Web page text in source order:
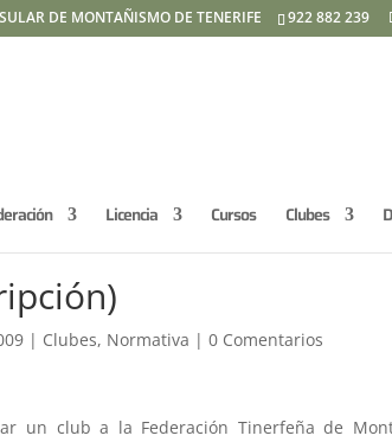
DE MONTAÑISMO DE TENERIFE 922 882 239
Licencia Cursos Clubes
| Clubes, Normativa |0 Comentarios
un club a la Federación Tinerfeña de